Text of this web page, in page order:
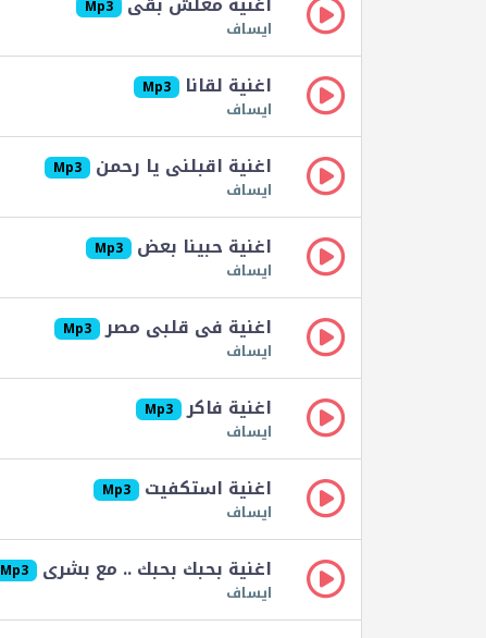
Mp3
ايساف
اغنية لقانا Mp3
ايساف
اغنية اقبلنى يا رحمن Mp3
ايساف
اغنية حبينا بعض Mp3
ايساف
اغنية فى قلبى مصر Mp3
ايساف
اغنية فاكر Mp3
ايساف
اغنية استكفيت Mp3
ايساف
اغنية بحبك بحبك .. مع بشرى Mp3
ايساف